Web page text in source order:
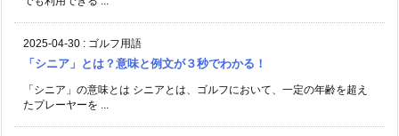
2025-04-30 : ゴルフ用語
「シニア」とは？意味と例文が３秒でわかる！
「シニア」の意味とは シニアとは、ゴルフにおいて、一定の年齢を超え
たプレーヤーを ...